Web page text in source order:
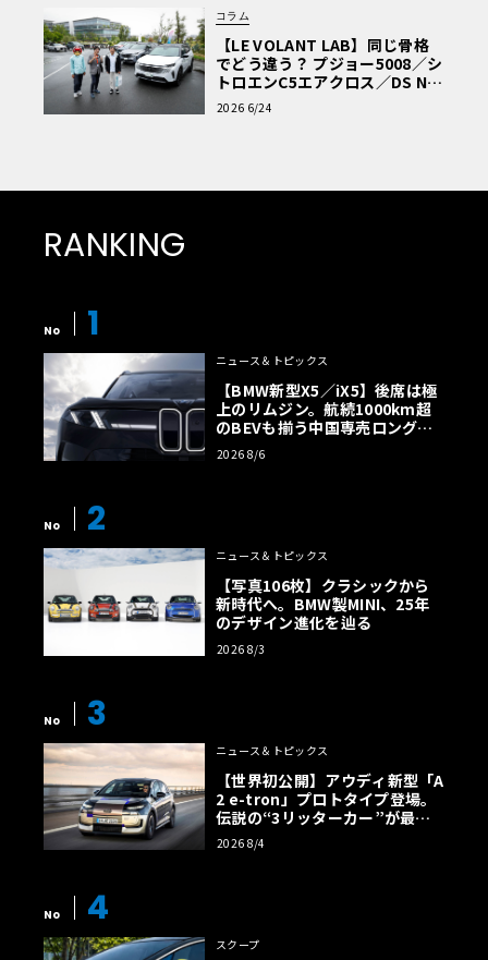
コラム
【LE VOLANT LAB】同じ骨格
でどう違う？ プジョー5008／シ
トロエンC5エアクロス／DS Nº4
読者一気乗りレポート
2026 6/24
RANKING
No 1
ニュース＆トピックス
【BMW新型X5／iX5】後席は極
上のリムジン。航続1000km超
のBEVも揃う中国専売ロング仕
様の全貌
2026 8/6
No 2
ニュース＆トピックス
【写真106枚】クラシックから
新時代へ。BMW製MINI、25年
のデザイン進化を辿る
2026 8/3
No 3
ニュース＆トピックス
【世界初公開】アウディ新型「A
2 e-tron」プロトタイプ登場。
伝説の“3リッターカー”が最高
効率エントリーBEVとして復活
【画像38枚】
2026 8/4
No 4
スクープ